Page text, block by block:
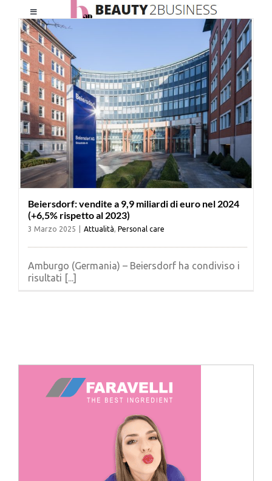
contenuto
Toggle
Navigation
HOME
CHI SIAMO
LE RIVISTE
NEWSLETTER
CATEGORIE
CONTATTI
Cerca
Beiersdorf: vendite a 9,9 miliardi di euro nel 2024
(+6,5% rispetto al 2023)
3 Marzo 2025 Attualità Personal care
Amburgo (Germania) – Beiersdorf ha condiviso i
risultati [...]